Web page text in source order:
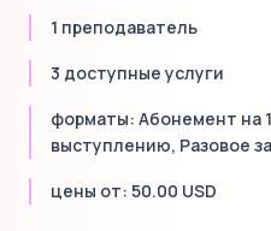
1 преподаватель
3 доступные услуги
форматы: Абонемент на
выступлению, Разовое
цены от: 50.00 USD